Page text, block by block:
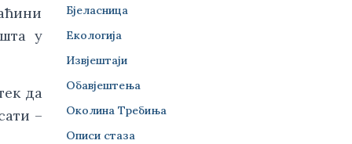
у
да
–
Бјеласница
Екологија
Извјештаји
Обавјештења
Околина Требиња
Описи стаза